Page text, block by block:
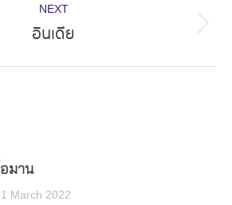
NEXT
Next
อินเดีย
อมาน
March 2022